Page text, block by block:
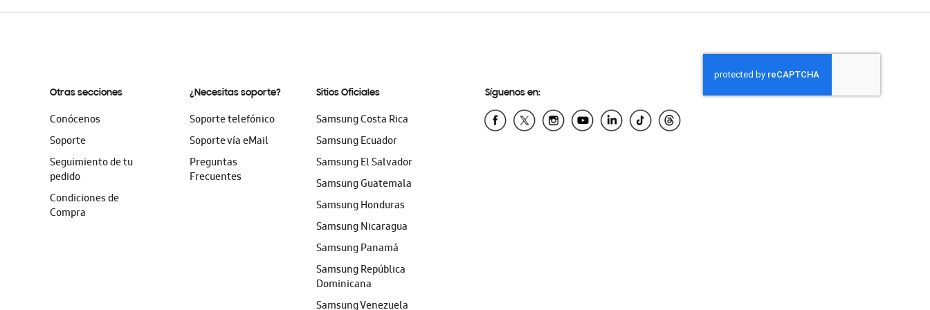
Otras secciones
Conócenos
Soporte
Seguimiento de tu
pedido
Condiciones de
Compra
¿Necesitas soporte?
Soporte telefónico
Soporte vía eMail
Preguntas
Frecuentes
Sitios Oficiales
Samsung Costa Rica
Samsung Ecuador
Samsung El Salvador
Samsung Guatemala
Samsung Honduras
Samsung Nicaragua
Samsung Panamá
Samsung República
Dominicana
Samsung Venezuela
Síguenos en: